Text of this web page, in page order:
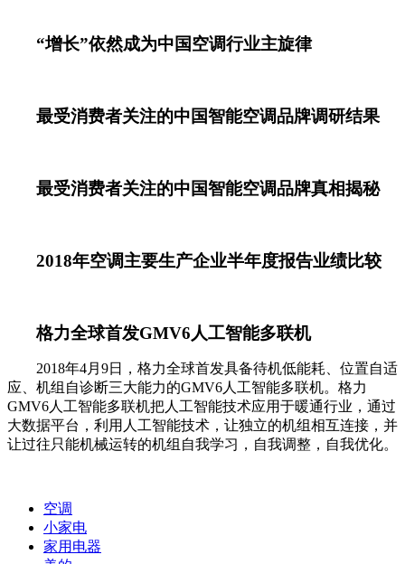
“增长”依然成为中国空调行业主旋律
最受消费者关注的中国智能空调品牌调研结果
最受消费者关注的中国智能空调品牌真相揭秘
2018年空调主要生产企业半年度报告业绩比较
格力全球首发GMV6人工智能多联机
2018年4月9日，格力全球首发具备待机低能耗、位置自适
应、机组自诊断三大能力的GMV6人工智能多联机。格力
GMV6人工智能多联机把人工智能技术应用于暖通行业，通过
大数据平台，利用人工智能技术，让独立的机组相互连接，并
让过往只能机械运转的机组自我学习，自我调整，自我优化。
空调
小家电
家用电器